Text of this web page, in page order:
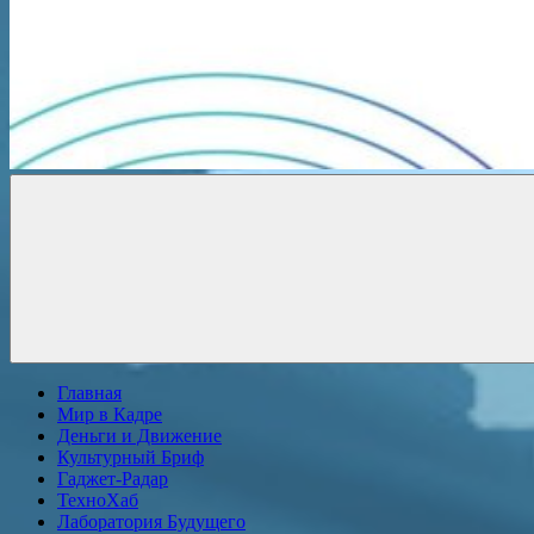
Главная
Мир в Кадре
Деньги и Движение
Культурный Бриф
Гаджет-Радар
ТехноХаб
Лаборатория Будущего